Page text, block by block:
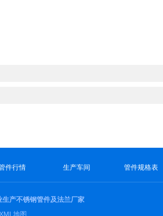
件行情 生产车间 管件规格表
产不锈钢管件及法兰厂家
XML地图